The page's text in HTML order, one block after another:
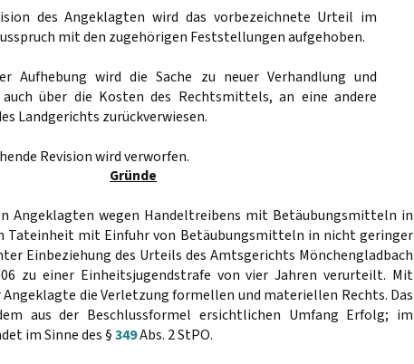
des Angeklagten wird das vorbezeichnete Urteil im
mit den zugehörigen Feststellungen aufgehoben.
Aufhebung wird die Sache zu neuer Verhandlung und
auch über die Kosten des Rechtsmittels, an eine andere
Landgerichts zurückverwiesen.
Revision wird verworfen.
Gründe
Angeklagten wegen Handeltreibens mit Betäubungsmitteln in
Tateinheit mit Einfuhr von Betäubungsmitteln in nicht geringer
Einbeziehung des Urteils des Amtsgerichts Mönchengladbach
zu einer Einheitsjugendstrafe von vier Jahren verurteilt. Mit
die Verletzung formellen und materiellen Rechts. Das
aus der Beschlussformel ersichtlichen Umfang Erfolg; im
im Sinne des §349Abs. 2 StPO.